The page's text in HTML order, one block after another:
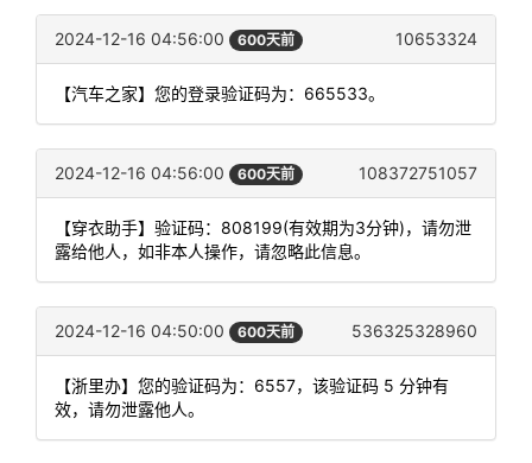
2024-12-16 04:56:00 600天前 10653324
【汽车之家】您的登录验证码为：665533。
2024-12-16 04:56:00 600天前 108372751057
【穿衣助手】验证码：808199(有效期为3分钟)，请勿泄
露给他人，如非本人操作，请忽略此信息。
2024-12-16 04:50:00 600天前 536325328960
【浙里办】您的验证码为：6557，该验证码 5 分钟有
效，请勿泄露他人。